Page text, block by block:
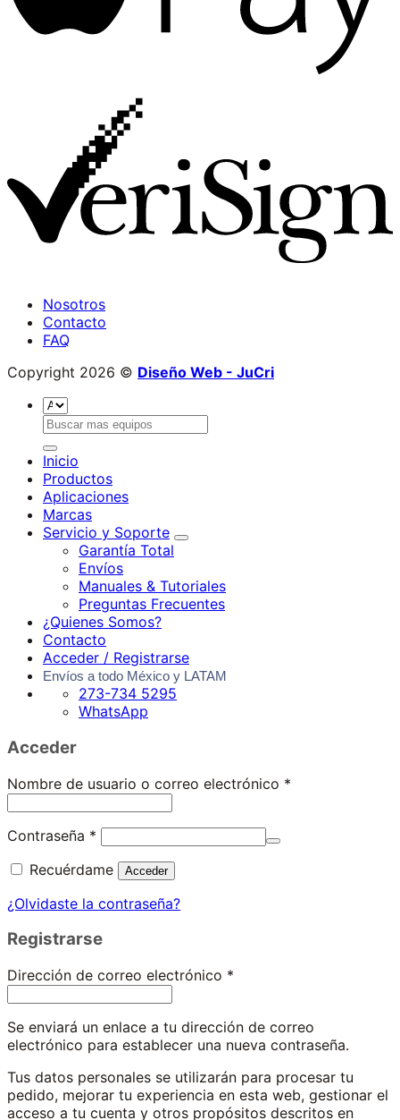
Nosotros
Contacto
FAQ
Copyright 2026 © Diseño Web - JuCri
Buscar
Inicio
Productos
Aplicaciones
Marcas
Servicio y Soporte
Garantía Total
Envíos
Manuales & Tutoriales
Preguntas Frecuentes
¿Quienes Somos?
Contacto
Acceder / Registrarse
Envíos a todo México y LATAM
273-734 5295
WhatsApp
Acceder
Nombre de usuario o correo electrónico *
Contraseña * Obligatorio
Recuérdame
Acceder
¿Olvidaste la contraseña?
Registrarse
Dirección de correo electrónico *
Se enviará un enlace a tu dirección de correo
electrónico para establecer una nueva contraseña.
Tus datos personales se utilizarán para procesar tu
pedido, mejorar tu experiencia en esta web, gestionar el
acceso a tu cuenta y otros propósitos descritos en